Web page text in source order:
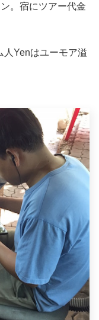
。宿にツアー代金
人Yenはユーモア溢